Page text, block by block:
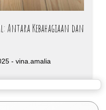
Antara Kebahagiaan dan
- vina.amalia